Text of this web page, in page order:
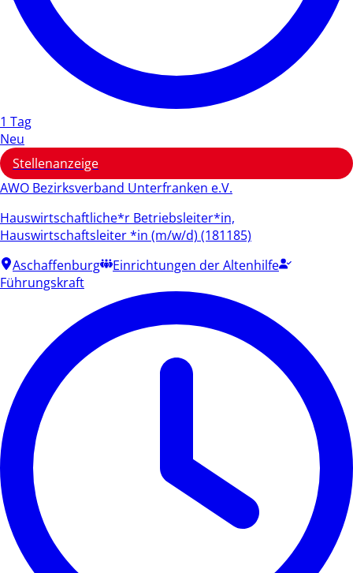
1 Tag
Neu
Stellenanzeige
AWO Bezirksverband Unterfranken e.V.
Hauswirtschaftliche*r Betriebsleiter*in,
Hauswirtschaftsleiter *in (m/w/d) (181185)
Aschaffenburg
Einrichtungen der Altenhilfe
Führungskraft